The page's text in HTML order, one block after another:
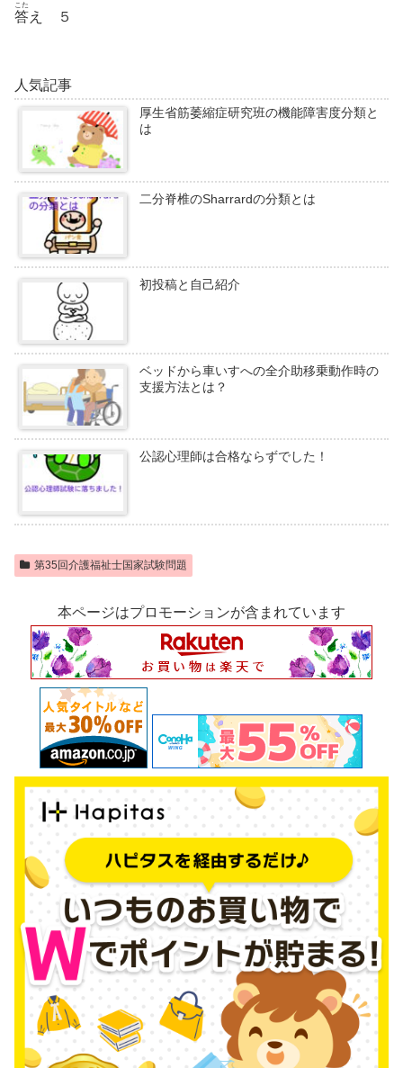
答
こた
え ５
人気記事
厚生省筋萎縮症研究班の機能障害度分類と
は
二分脊椎のSharrardの分類とは
初投稿と自己紹介
ベッドから車いすへの全介助移乗動作時の
支援方法とは？
公認心理師は合格ならずでした！
第35回介護福祉士国家試験問題
本ページはプロモーションが含まれています